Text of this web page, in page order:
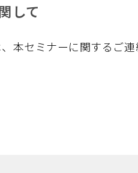
して
本セミナーに関するご